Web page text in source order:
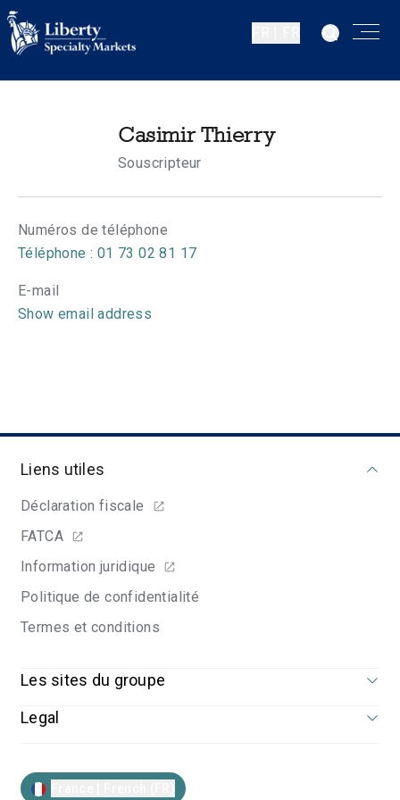
Casimir Thierry
Souscripteur
Numéros de téléphone
Téléphone : 01 73 02 81 17
E-mail
Show email address
Liens utiles
Déclaration fiscale
FATCA
Information juridique
Politique de confidentialité
Termes et conditions
Les sites du groupe
Legal